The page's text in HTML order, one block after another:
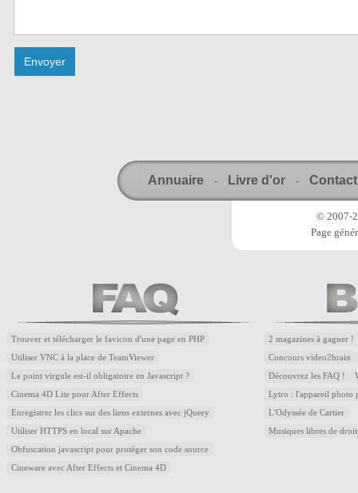
Annuaire - Livre d'or - Contact
© 2007-
Page
Trouver et télécharger le favicon d'une page en PHP
Utiliser VNC à la place de TeamViewer
Le point virgule est-il obligatoire en Javascript ?
Cinema 4D Lite pour After Effects
Enregistrer les clics sur des liens externes avec jQuery
Utiliser HTTPS en local sur Apache
Obfuscation javascript pour protéger son code source
Cineware avec After Effects et Cinema 4D
2 magazines à gagner !
Concours video2brain
Découvrez les FAQ !
Lytro : l'appareil photo
L'Odyssée de Cartier
Musiques libres de